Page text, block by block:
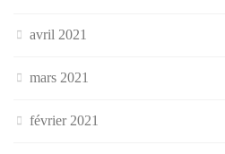
avril 2021
mars 2021
février 2021